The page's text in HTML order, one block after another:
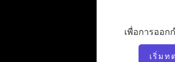
เพื่อการออ
เริ่มท